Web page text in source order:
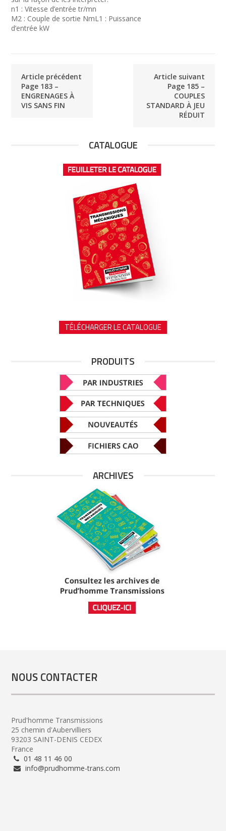
n1 : Vitesse d’entrée tr/mn
M2 : Couple de sortie NmL1 : Puissance
d’entrée kW
Article précédent
Page 183 –
ENGRENAGES À
VIS SANS FIN
Article suivant
Page 185 –
COUPLES
STANDARD À JEU
RÉDUIT
CATALOGUE
TÉLÉCHARGER LE CATALOGUE
PRODUITS
ARCHIVES
NOUS CONTACTER
Prud'homme Transmissions
25 chemin d'Aubervilliers
93203 SAINT-DENIS CEDEX
France
01 48 11 46 00
info@prudhomme-trans.com